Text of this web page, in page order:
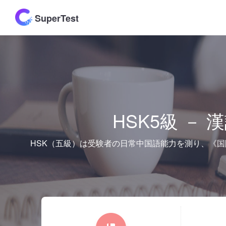
SuperTest
HSK5級 －
HSK（五級）は受験者の日常中国語能力を測り、《